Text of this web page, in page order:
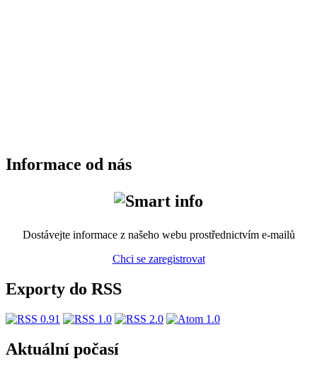
Informace od nás
Dostávejte informace z našeho webu prostřednictvím e-mailů
Chci se zaregistrovat
Exporty do RSS
Aktuální počasí